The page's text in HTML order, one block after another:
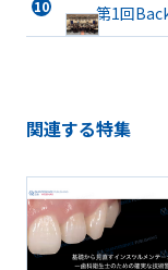
第1回
関連する特集